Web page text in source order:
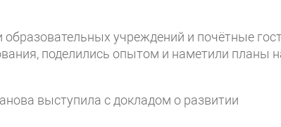
учреждений и почётные
поделились опытом и наметили планы
выступила с докладом о развитии